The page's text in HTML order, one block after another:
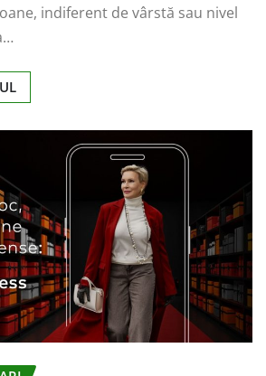
indiferent de vârstă sau nivel